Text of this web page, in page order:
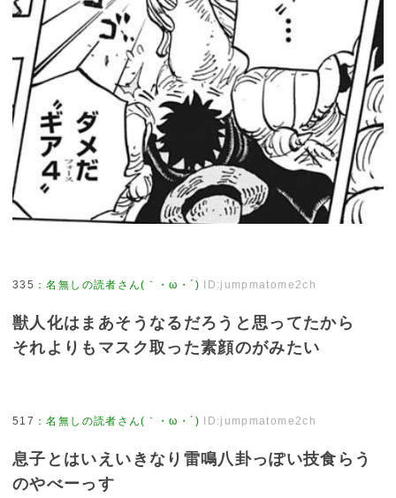
335 ：名無しの読者さん(｀・ω・´) ID:jumpmatome2ch
獣人化はまあそうなるだろうと思ってたから
それよりもマスク取った素顔のがみたい
517 ：名無しの読者さん(｀・ω・´) ID:jumpmatome2ch
息子とはいえいきなり雷鳴八卦っぽい技食らう
のやべーっす